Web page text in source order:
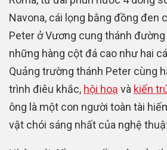
Navona, cái lọng bằng đồng đen
Peter ở Vương cung thánh
những hàng cột đá cao như hai
Quảng trường thánh Peter cùng
trình điêu khắc, hội hoạ và kiến
ông là một con người toàn tài
vật chói sáng nhất của nghệ